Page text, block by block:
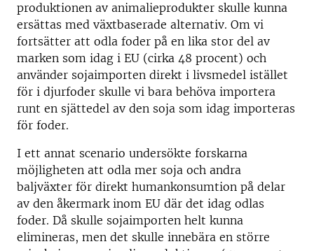
produktionen av animalieprodukter skulle kunna
ersättas med växtbaserade alternativ. Om vi
fortsätter att odla foder på en lika stor del av
marken som idag i EU (cirka 48 procent) och
använder sojaimporten direkt i livsmedel istället
för i djurfoder skulle vi bara behöva importera
runt en sjättedel av den soja som idag importeras
för foder.
I ett annat scenario undersökte forskarna
möjligheten att odla mer soja och andra
baljväxter för direkt humankonsumtion på delar
av den åkermark inom EU där det idag odlas
foder. Då skulle sojaimporten helt kunna
elimineras, men det skulle innebära en större